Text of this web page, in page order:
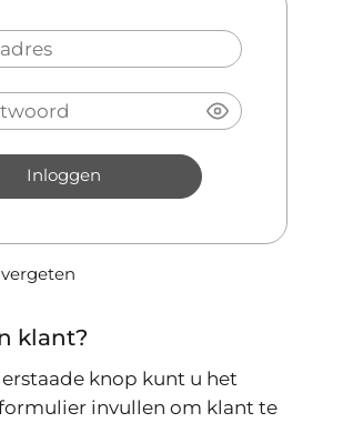
Inloggen
klant?
knop kunt u het
invullen om klant te